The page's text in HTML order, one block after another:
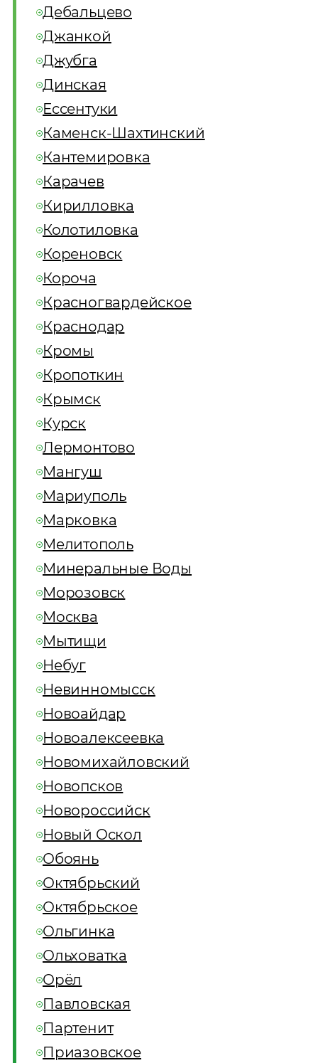
Дебальцево
Джанкой
Джубга
Динская
Ессентуки
Каменск-Шахтинский
Кантемировка
Карачев
Кирилловка
Колотиловка
Кореновск
Короча
Красногвардейское
Краснодар
Кромы
Кропоткин
Крымск
Курск
Лермонтово
Мангуш
Мариуполь
Марковка
Мелитополь
Минеральные Воды
Морозовск
Москва
Мытищи
Небуг
Невинномысск
Новоайдар
Новоалексеевка
Новомихайловский
Новопсков
Новороссийск
Новый Оскол
Обоянь
Октябрьский
Октябрьское
Ольгинка
Ольховатка
Орёл
Павловская
Партенит
Приазовское